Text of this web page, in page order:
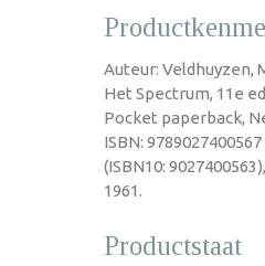
Auteur: Veldhuyzen,
Het Spectrum, 11e
Pocket paperback,
ISBN: 9789027400567
(ISBN10:
1961.
Productstaat